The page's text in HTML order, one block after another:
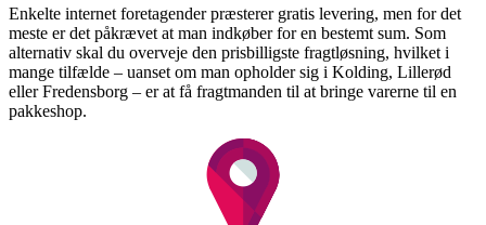
Enkelte internet foretagender præsterer gratis levering, men for det
meste er det påkrævet at man indkøber for en bestemt sum. Som
alternativ skal du overveje den prisbilligste fragtløsning, hvilket i
mange tilfælde – uanset om man opholder sig i Kolding, Lillerød
eller Fredensborg – er at få fragtmanden til at bringe varerne til en
pakkeshop.